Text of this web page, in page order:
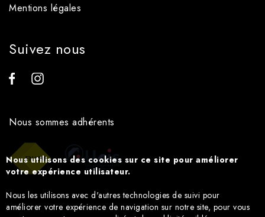
Mentions légales
Suivez nous
Nous sommes adhérents
Nous utilisons des cookies sur ce site pour améliorer
votre expérience utilisateur.
Nous les utilisons avec d'autres technologies de suivi pour
améliorer votre expérience de navigation sur notre site, pour vous